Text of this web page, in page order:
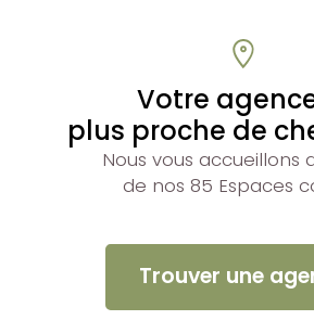
Votre
plus proche de
Nous vous accueillons
de nos 85 Espaces
Trouver une